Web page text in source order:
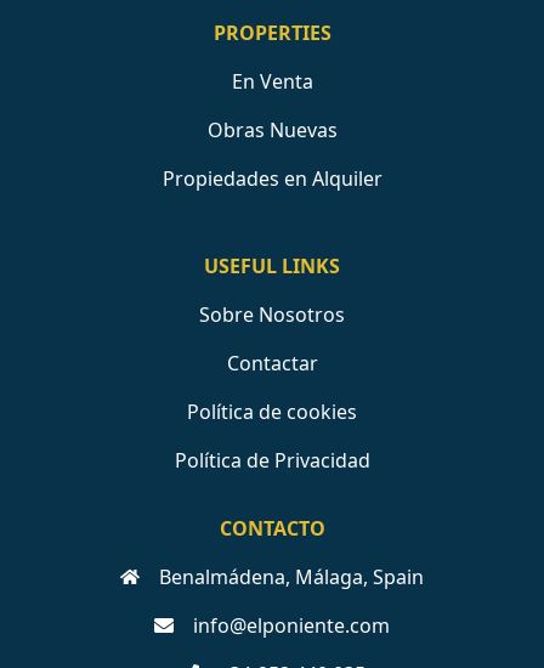
PROPERTIES
En Venta
Obras Nuevas
Propiedades en Alquiler
USEFUL LINKS
Sobre Nosotros
Contactar
Política de cookies
Política de Privacidad
CONTACTO
Benalmádena, Málaga, Spain
info@elponiente.com